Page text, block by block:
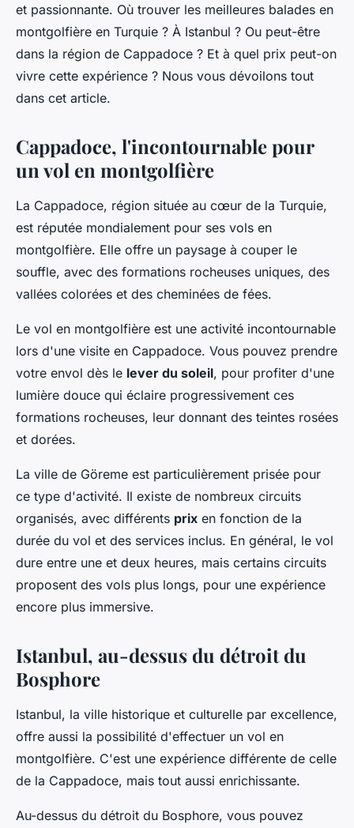
et passionnante. Où trouver les meilleures balades en
montgolfière en Turquie ? À Istanbul ? Ou peut-être
dans la région de Cappadoce ? Et à quel prix peut-on
vivre cette expérience ? Nous vous dévoilons tout
dans cet article.
Cappadoce, l'incontournable pour
un vol en montgolfière
La Cappadoce, région située au cœur de la Turquie,
est réputée mondialement pour ses vols en
montgolfière. Elle offre un paysage à couper le
souffle, avec des formations rocheuses uniques, des
vallées colorées et des cheminées de fées.
Le vol en montgolfière est une activité incontournable
lors d'une visite en Cappadoce. Vous pouvez prendre
votre envol dès le lever du soleil, pour profiter d'une
lumière douce qui éclaire progressivement ces
formations rocheuses, leur donnant des teintes rosées
et dorées.
La ville de Göreme est particulièrement prisée pour
ce type d'activité. Il existe de nombreux circuits
organisés, avec différents prix en fonction de la
durée du vol et des services inclus. En général, le vol
dure entre une et deux heures, mais certains circuits
proposent des vols plus longs, pour une expérience
encore plus immersive.
Istanbul, au-dessus du détroit du
Bosphore
Istanbul, la ville historique et culturelle par excellence,
offre aussi la possibilité d'effectuer un vol en
montgolfière. C'est une expérience différente de celle
de la Cappadoce, mais tout aussi enrichissante.
Au-dessus du détroit du Bosphore, vous pouvez